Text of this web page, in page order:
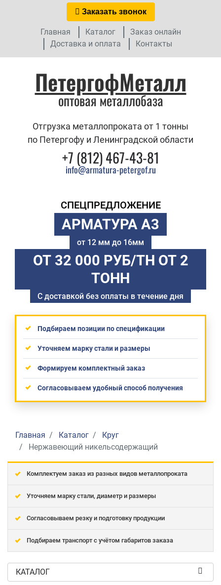
Заказать звонок
Главная Каталог
Заказ онлайн
Доставка и оплата
Контакты
ПетергофМеталл
оптовая металлобаза
Отгрузка металлопроката от 1 тонны
по Петергофу и Ленинградской области
+7 (812) 467-43-81
info@armatura-petergof.ru
СПЕЦПРЕДЛОЖЕНИЕ
АРМАТУРА А3
от 12 мм до 16мм
ОТ 32 000 РУБ/ТН ОТ 2
ТОНН
С доставкой без оплаты в течение дня
Подбираем позиции по спецификации
Уточняем марку стали и размеры
Формируем комплектный заказ
Согласовываем удобный способ получения
Главная Каталог
Круг
Нержавеющий никельсодержащий
Комплектуем заказ из разных видов металлопроката
Уточняем марку стали, диаметр и размеры
Согласовываем резку и подготовку продукции
Подбираем транспорт с учётом габаритов заказа
КАТАЛОГ